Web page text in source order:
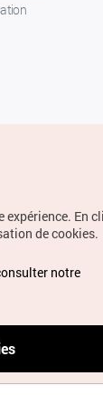
Corée.
expérience. En
de cookies.
notre